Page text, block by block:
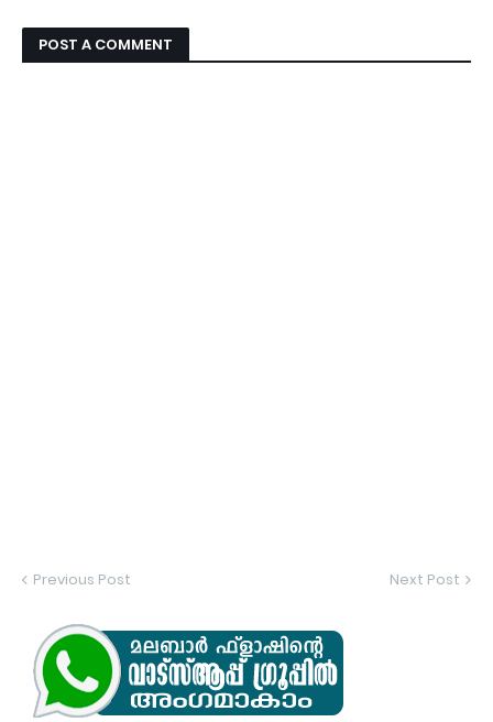
POST A COMMENT
Previous Post Next Post